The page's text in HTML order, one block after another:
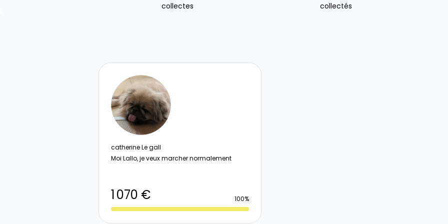
collectes collectés
catherine Le gall
Moi Lallo, je veux marcher normalement
1 070 € 100%